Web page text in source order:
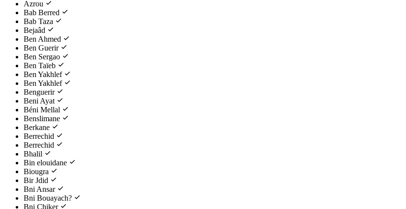
Azrou
Bab Berred
Bab Taza
Bejaâd
Ben Ahmed
Ben Guerir
Ben Sergao
Ben Taïeb
Ben Yakhlef
Ben Yakhlef
Benguerir
Beni Ayat
Béni Mellal
Benslimane
Berkane
Berrechid
Berrechid
Bhalil
Bin elouidane
Biougra
Bir Jdid
Bni Ansar
Bni Bouayach?
Bni Chiker